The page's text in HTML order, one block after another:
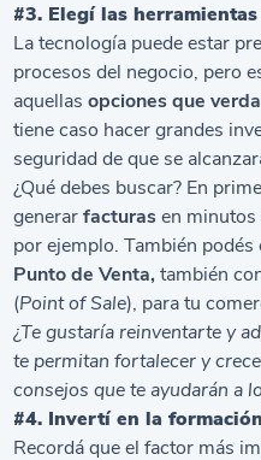
#3. Elegí las
La tecnología puede estar
procesos del negocio, pero
aquellasopciones que
tiene caso hacer grandes
seguridad de que se
¿Qué debes buscar? En
generarfacturasen minutos
por ejemplo. También
Punto de Venta, también
(Point of Sale), para tu
¿Te gustaría reinventarte y
te permitan fortalecer y
consejos que te ayudarán a
#4. Invertí en la
Recordá que el factor más